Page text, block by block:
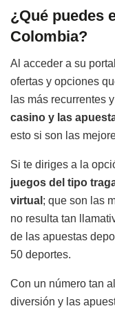
¿Qué puedes
Colombia?
Al acceder a su
ofertas y opciones
las más recurrentes
casino y las
esto si son las
Si te diriges a la
juegos del tipo
virtual ; que son las
no resulta tan
de las apuestas
50 deportes.
Con un número tan
diversión y las